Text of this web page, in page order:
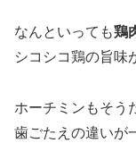
なんといっても鶏
シコシコ鶏の旨味
ホーチミンもそう
歯ごたえの違いが